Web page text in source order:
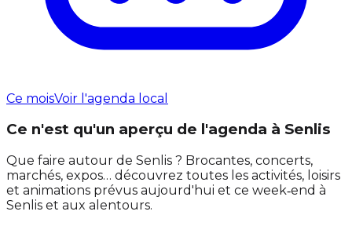
Ce moisVoir l'agenda local
Ce n'est qu'un aperçu de l'agenda à Senlis
Que faire autour de Senlis ? Brocantes, concerts,
marchés, expos… découvrez toutes les activités, loisirs
et animations prévus aujourd'hui et ce week‑end à
Senlis et aux alentours.